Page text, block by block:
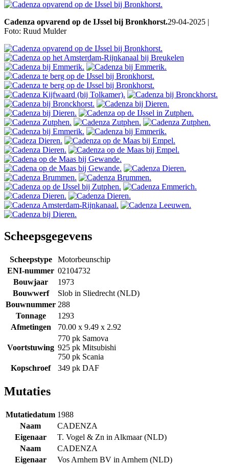
Cadenza opvarend op de IJssel bij Bronkhorst.29-04-2025 |
Foto: Ruud Mulder
Scheepsgegevens
Scheepstype
Motorbeunschip
ENI-nummer 02104732
Bouwjaar
1973
Bouwwerf
Slob in Sliedrecht (NLD)
Bouwnummer 288
Tonnage
1293
Afmetingen
70.00 x 9.49 x 2.92
Voortstuwing
770 pk Samova
925 pk Mitsubishi
750 pk Scania
Kopschroef
349 pk DAF
Mutaties
Mutatiedatum 1988
Naam
CADENZA
Eigenaar
T. Vogel & Zn in Alkmaar (NLD)
Naam
CADENZA
Eigenaar
Vos Arnhem BV in Arnhem (NLD)